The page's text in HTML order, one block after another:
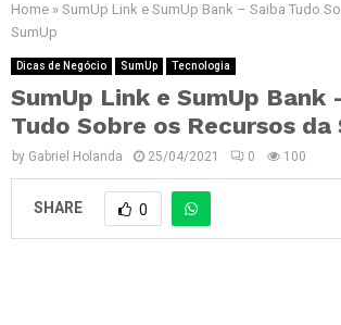
Home » SumUp Link e SumUp Bank – Saiba Tudo
SumUp
Dicas de Negócio SumUp Tecnologia
SumUp Link e SumUp Bank
Tudo Sobre os Recursos da
by Gabriel Holanda 25/04/2021 0 100
SHARE 0